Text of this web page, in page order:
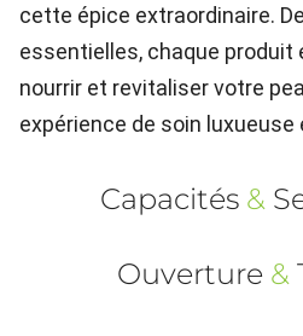
cette épice extraordinaire.
essentielles, chaque produit
nourrir et revitaliser votre
expérience de soin luxueuse
Capacités &
Ouverture &